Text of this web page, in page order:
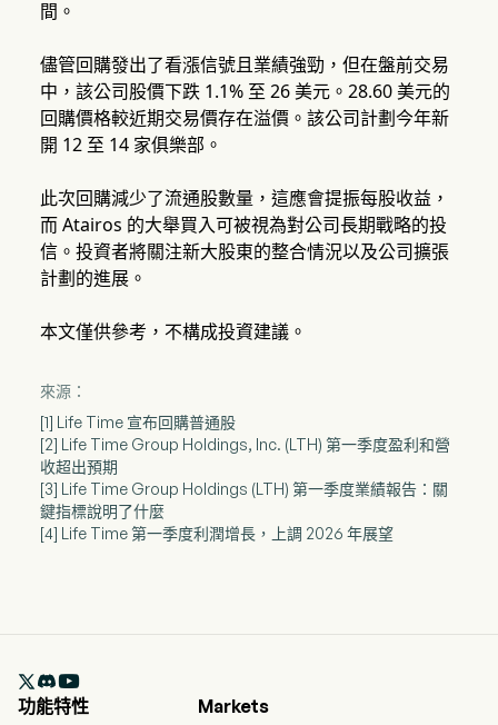
間。
儘管回購發出了看漲信號且業績強勁，但在盤前交易
中，該公司股價下跌 1.1% 至 26 美元。28.60 美元的
回購價格較近期交易價存在溢價。該公司計劃今年新
開 12 至 14 家俱樂部。
此次回購減少了流通股數量，這應會提振每股收益，
而 Atairos 的大舉買入可被視為對公司長期戰略的投
信。投資者將關注新大股東的整合情況以及公司擴張
計劃的進展。
本文僅供參考，不構成投資建議。
來源：
[1] Life Time 宣布回購普通股
[2] Life Time Group Holdings, Inc. (LTH) 第一季度盈利和營
收超出預期
[3] Life Time Group Holdings (LTH) 第一季度業績報告：關
鍵指標說明了什麼
[4] Life Time 第一季度利潤增長，上調 2026 年展望

功能特性
Markets